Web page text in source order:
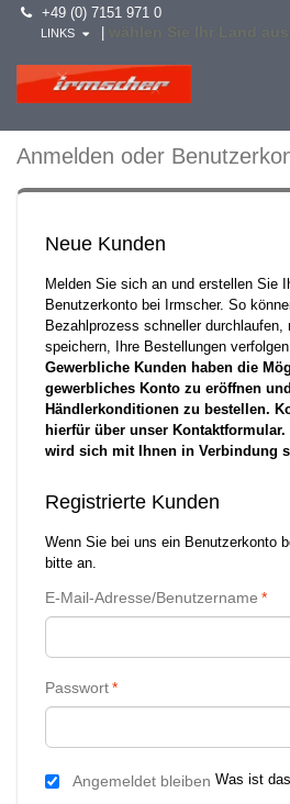
+49 (0) 7151 971 0
LINKS
Anmelden oder
Neue Kunden
Melden Sie sich an und erstellen Sie
Benutzerkonto bei Irmscher. So
Bezahlprozess schneller durchlaufen,
speichern, Ihre Bestellungen
Gewerbliche Kunden haben die
gewerbliches Konto zu eröffnen
Händlerkonditionen zu bestellen.
hierfür über unser
wird sich mit Ihnen in Verbindung
Registrierte Kunden
Wenn Sie bei uns ein Benutzerkonto
bitte an.
*
E-Mail-Adresse/Benutzername
*
Passwort
Angemeldet bleiben Was ist